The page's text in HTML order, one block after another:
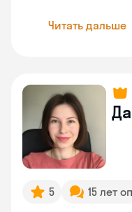
Читать дальше
5 15 лет